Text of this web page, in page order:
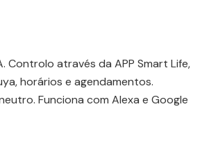
Controlo através da APP Smart Life,
horários e agendamentos.
Funciona com Alexa e Google